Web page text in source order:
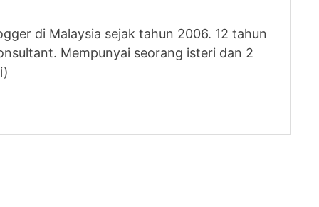
di Malaysia sejak tahun 2006. 12 tahun
Mempunyai seorang isteri dan 2